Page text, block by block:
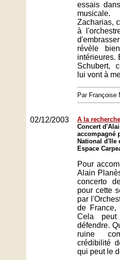
essais
Zacharias,
à
révèle
intérieures.
Schubert,
lui vont à
Par Françoise
02/12/2003
A la
Concert
accompagné
National d'Ile
Espace
Pour
Alain
concerto
pour cette
par
de France,
Cela peut
défendre.
ruine
crédibilité
qui peut le